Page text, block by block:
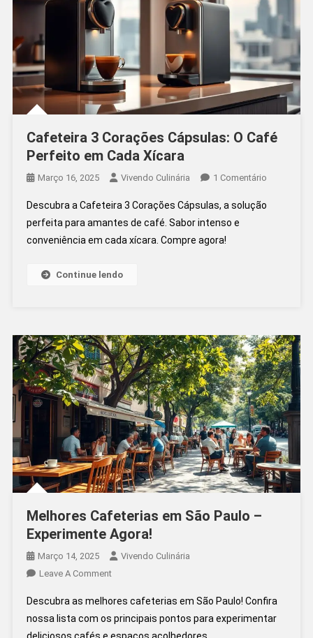
Cafeteira 3 Corações Cápsulas: O Café
Perfeito em Cada Xícara
Março 16, 2025 Vivendo Culinária 1 ComentárioEm
3
Xícara
Descubra a Cafeteira 3 Corações Cápsulas, a solução
perfeita para amantes de café. Sabor intenso e
conveniência em cada xícara. Compre agora!
Continue lendo
Melhores Cafeterias em São Paulo –
Experimente Agora!
Março 14, 2025
Vivendo Culinária
Leave A CommentOn
Cafeterias
Em
Descubra as melhores cafeterias em São Paulo! Confira
nossa lista com os principais pontos para experimentar